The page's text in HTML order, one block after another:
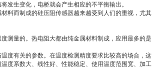
发生变化，电桥就会产生相应的不平衡输出。
料而制成的硅压阻传感器越来越受到人们的重视，尤其
测量的。热电阻大都由纯金属材料制成，应用最多的是
度有关的参数。在温度检测精度要求比较高的场合，这
度系数大、线性好、性能稳定、使用温度范围宽、加工